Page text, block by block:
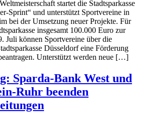
startet die Stadtsparkasse
Sprint“ und unterstützt Sportvereine in
bei der Umsetzung neuer Projekte. Für
insgesamt 100.000 Euro zur
Juli können Sportvereine über die
Düsseldorf eine Förderung
Unterstützt werden neue […]
Sparda-Bank West und
Ruhr beenden